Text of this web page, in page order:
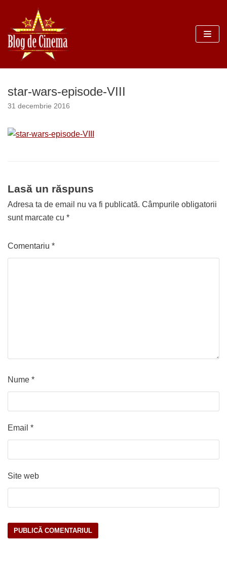
Sari
la
conținut
star-wars-episode-VIII
31 decembrie 2016
Lasă un răspuns
Adresa ta de email nu va fi publicată. Câmpurile obligatorii
sunt marcate cu *
Comentariu *
Nume *
Email *
Site web